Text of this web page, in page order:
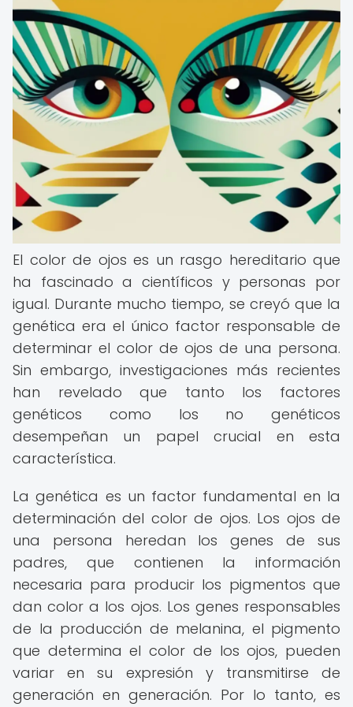
El color de ojos es un rasgo hereditario que
ha fascinado a científicos y personas por
igual. Durante mucho tiempo, se creyó que la
genética era el único factor responsable de
determinar el color de ojos de una persona.
Sin embargo, investigaciones más recientes
han revelado que tanto los factores
genéticos como los no genéticos
desempeñan un papel crucial en esta
característica.
La genética es un factor fundamental en la
determinación del color de ojos. Los ojos de
una persona heredan los genes de sus
padres, que contienen la información
necesaria para producir los pigmentos que
dan color a los ojos. Los genes responsables
de la producción de melanina, el pigmento
que determina el color de los ojos, pueden
variar en su expresión y transmitirse de
generación en generación. Por lo tanto, es